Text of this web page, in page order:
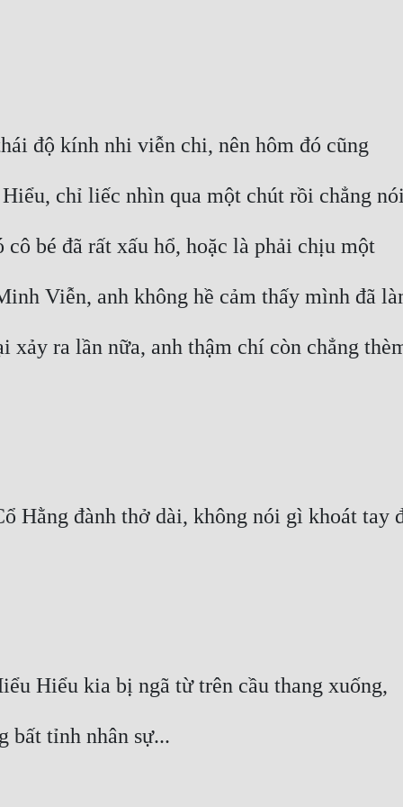
độ kính nhi viễn chi, nên hôm đó cũng
chỉ liếc nhìn qua một chút rồi chẳng
bé đã rất xấu hổ, hoặc là phải chịu một
Viễn, anh không hề cảm thấy mình đã
xảy ra lần nữa, anh thậm chí còn chẳng
Hằng đành thở dài, không nói gì khoát tay
Hiểu kia bị ngã từ trên cầu thang xuống,
bất tỉnh nhân sự...